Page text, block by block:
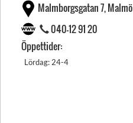
Malmborgsgatan 7, Malmö
040-12 91 20
Öppettider:
Lördag: 24-4